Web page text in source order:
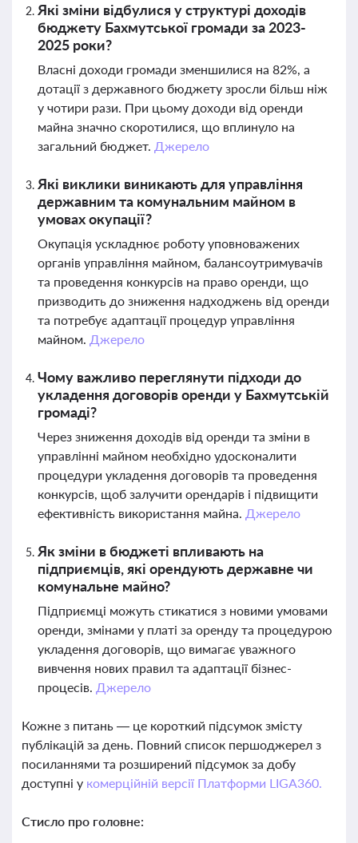
Які зміни відбулися у структурі доходів
бюджету Бахмутської громади за 2023-
2025 роки?
Власні доходи громади зменшилися на 82%, а
дотації з державного бюджету зросли більш ніж
у чотири рази. При цьому доходи від оренди
майна значно скоротилися, що вплинуло на
загальний бюджет. Джерело
Які виклики виникають для управління
державним та комунальним майном в
умовах окупації?
Окупація ускладнює роботу уповноважених
органів управління майном, балансоутримувачів
та проведення конкурсів на право оренди, що
призводить до зниження надходжень від оренди
та потребує адаптації процедур управління
майном. Джерело
Чому важливо переглянути підходи до
укладення договорів оренди у Бахмутській
громаді?
Через зниження доходів від оренди та зміни в
управлінні майном необхідно удосконалити
процедури укладення договорів та проведення
конкурсів, щоб залучити орендарів і підвищити
ефективність використання майна. Джерело
Як зміни в бюджеті впливають на
підприємців, які орендують державне чи
комунальне майно?
Підприємці можуть стикатися з новими умовами
оренди, змінами у платі за оренду та процедурою
укладення договорів, що вимагає уважного
вивчення нових правил та адаптації бізнес-
процесів. Джерело
Кожне з питань — це короткий підсумок змісту
публікацій за день. Повний список першоджерел з
посиланнями та розширений підсумок за добу
доступні у комерційній версії Платформи LIGA360.
Стисло про головне: